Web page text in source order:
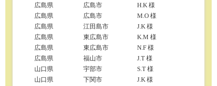
広島県
広島市
H.K 様
広島県
広島市
M.O 様
広島県
江田島市
J.K 様
広島県
東広島市
K.M 様
広島県
東広島市
N.F 様
広島県
福山市
J.T 様
山口県
宇部市
S.T 様
山口県
下関市
J.K 様